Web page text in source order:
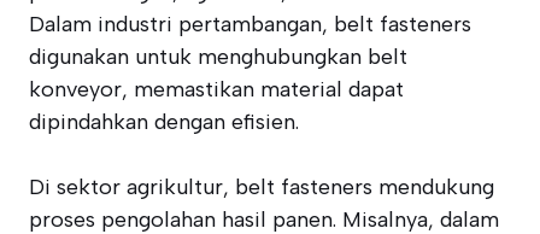
Dalam industri pertambangan, belt fasteners
digunakan untuk menghubungkan belt
konveyor, memastikan material dapat
dipindahkan dengan efisien.
Di sektor agrikultur, belt fasteners mendukung
proses pengolahan hasil panen. Misalnya, dalam